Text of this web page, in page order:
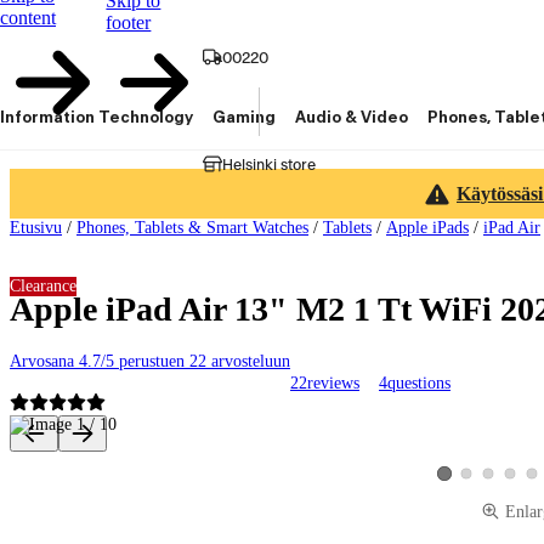
content
footer
00220
Helsinki store
Information Technology Gaming Audio & Video Phones,
Etusivu / Phones, Tablets & Smart Watches / Tablets / Apple iPads / iPad Air
Apple iPad Air 13" M2 1 Tt WiFi
Arvosana 4.7/5 perustuen 22 arvosteluun
22reviews 4questions
Clearance
Product images and videos
View product
View product image
View product
View